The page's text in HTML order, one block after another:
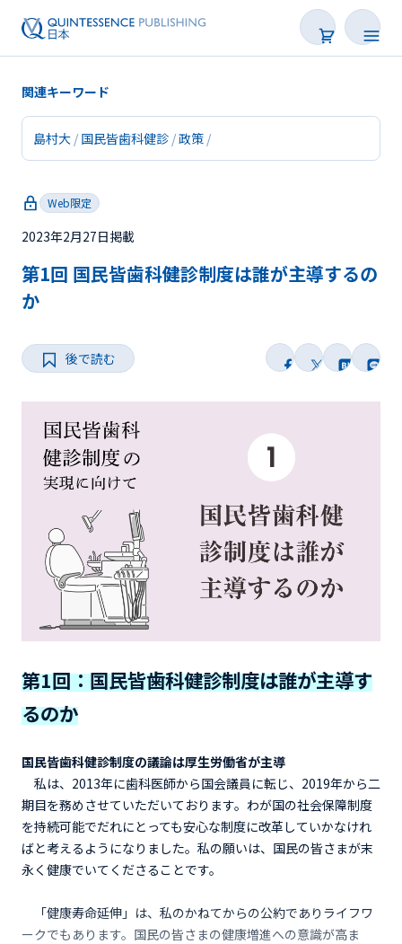
新着
関連キーワード
島村大 国民皆歯科健診 政策
Web限定
2023年2月27日掲載
第1回 国民皆歯科健診制度は誰が主導するの
か
後で読む
第1回：国民皆歯科健診制度は誰が主導す
るのか
国民皆歯科健診制度の議論は厚生労働省が主導
私は、2013年に歯科医師から国会議員に転じ、2019年から二
期目を務めさせていただいております。わが国の社会保障制度
を持続可能でだれにとっても安心な制度に改革していかなけれ
ばと考えるようになりました。私の願いは、国民の皆さまが末
永く健康でいてくださることです。
「健康寿命延伸」は、私のかねてからの公約でありライフワ
ークでもあります。国民の皆さまの健康増進への意識が高ま